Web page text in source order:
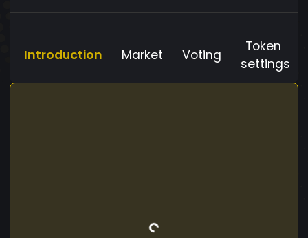
Introduction Market Voting
Token
settings